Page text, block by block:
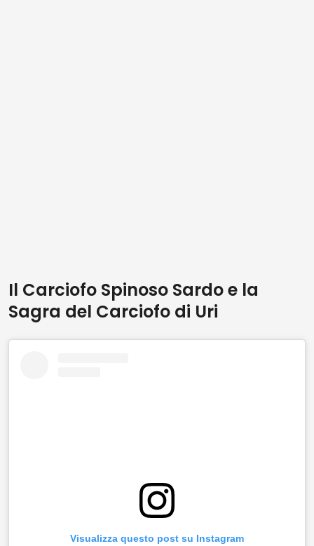
Il Carciofo Spinoso Sardo e la
Sagra del Carciofo di Uri
Visualizza questo post su Instagram